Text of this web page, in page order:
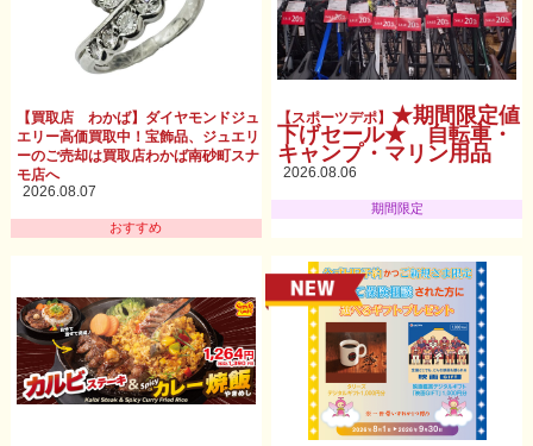
【買取店 わかば】ダイヤモンドジュ
エリー高価買取中！宝飾品、ジュエリ
ーのご売却は買取店わかば南砂町スナ
モ店へ
2026.08.07
おすすめ
【スポーツデポ】★期間限定値
下げセール★ 自転車・
キャンプ・マリン用品
2026.08.06
期間限定